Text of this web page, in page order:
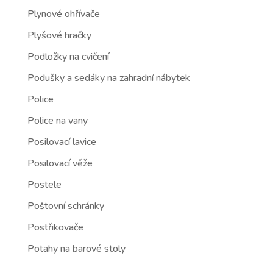
Plynové ohřívače
Plyšové hračky
Podložky na cvičení
Podušky a sedáky na zahradní nábytek
Police
Police na vany
Posilovací lavice
Posilovací věže
Postele
Poštovní schránky
Postřikovače
Potahy na barové stoly